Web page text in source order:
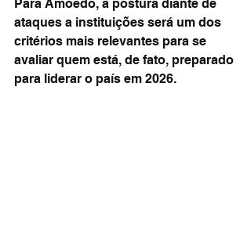
Para Amoêdo, a postura diante de
ataques a instituições será um dos
critérios mais relevantes para se
avaliar quem está, de fato, preparado
para liderar o país em 2026.